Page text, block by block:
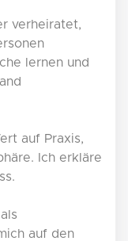
verheiratet,
lernen und
auf Praxis,
Ich erkläre
auf den